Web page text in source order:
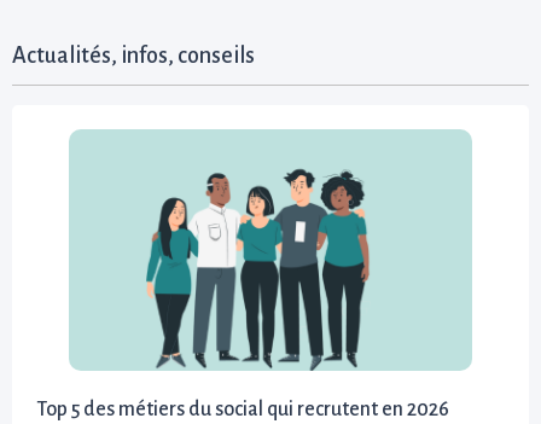
Actualités, infos, conseils
Top 5 des métiers du social qui recrutent en 2026